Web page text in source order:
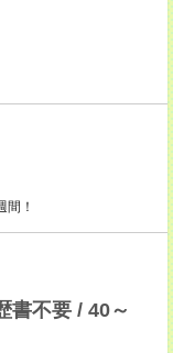
！
書不要 / 40～